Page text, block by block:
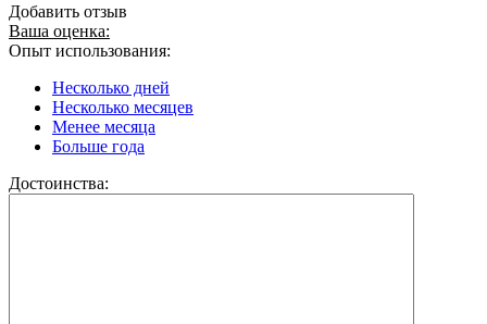
Добавить отзыв
Ваша оценка:
Опыт использования:
Несколько дней
Несколько месяцев
Менее месяца
Больше года
Достоинства: